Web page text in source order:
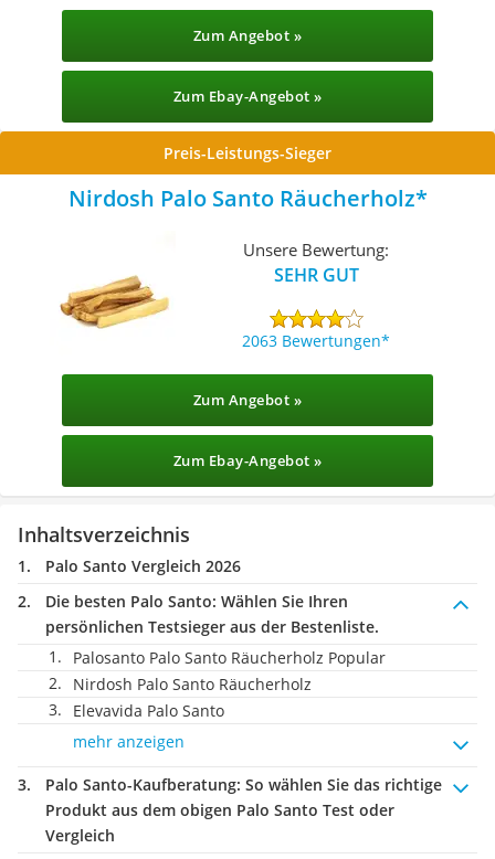
Zum Angebot »
Zum Ebay-Angebot »
Preis-Leistungs-Sieger
Nirdosh Palo Santo Räucherholz
Unsere Bewertung:
SEHR GUT
2063 Bewertungen
Zum Angebot »
Zum Ebay-Angebot »
Inhaltsverzeichnis
Palo Santo Vergleich 2026
Die besten Palo Santo: Wählen Sie Ihren
persönlichen Testsieger aus der Bestenliste.
Palosanto Palo Santo Räucherholz Popular
Nirdosh Palo Santo Räucherholz
Elevavida Palo Santo
mehr anzeigen
Palo Santo-Kaufberatung: So wählen Sie das richtige
Produkt aus dem obigen Palo Santo Test oder
Vergleich